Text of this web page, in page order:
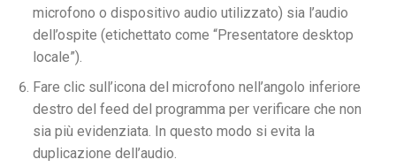
microfono o dispositivo audio utilizzato) sia l’audio
dell’ospite (etichettato come “Presentatore desktop
locale”).
Fare clic sull’icona del microfono nell’angolo inferiore
destro del feed del programma per verificare che non
sia più evidenziata. In questo modo si evita la
duplicazione dell’audio.